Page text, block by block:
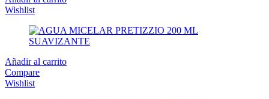
Wishlist
Añadir al carrito
Compare
Wishlist